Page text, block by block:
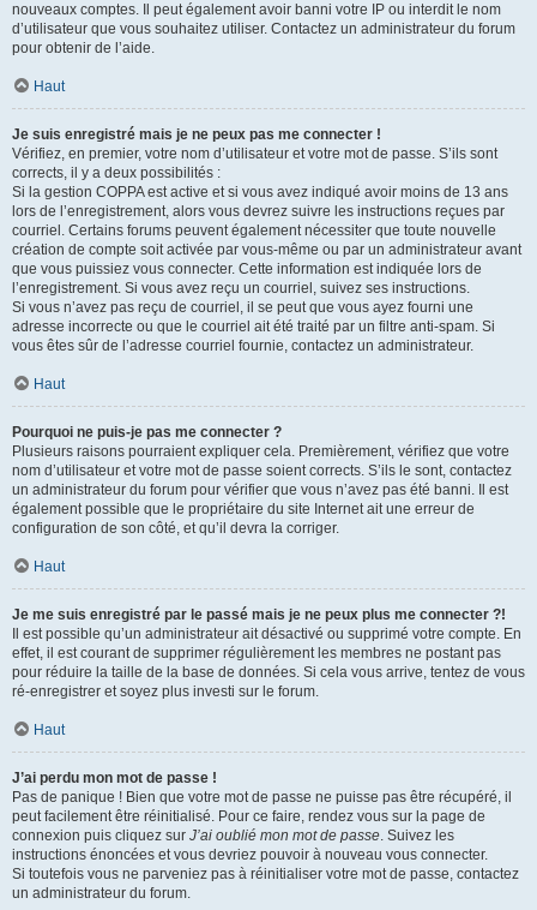
nouveaux comptes. Il peut également avoir banni votre IP ou interdit le nom
d’utilisateur que vous souhaitez utiliser. Contactez un administrateur du forum
pour obtenir de l’aide.
Haut
Je suis enregistré mais je ne peux pas me connecter !
Vérifiez, en premier, votre nom d’utilisateur et votre mot de passe. S’ils sont
corrects, il y a deux possibilités :
Si la gestion COPPA est active et si vous avez indiqué avoir moins de 13 ans
lors de l’enregistrement, alors vous devrez suivre les instructions reçues par
courriel. Certains forums peuvent également nécessiter que toute nouvelle
création de compte soit activée par vous-même ou par un administrateur avant
que vous puissiez vous connecter. Cette information est indiquée lors de
l’enregistrement. Si vous avez reçu un courriel, suivez ses instructions.
Si vous n’avez pas reçu de courriel, il se peut que vous ayez fourni une
adresse incorrecte ou que le courriel ait été traité par un filtre anti-spam. Si
vous êtes sûr de l’adresse courriel fournie, contactez un administrateur.
Haut
Pourquoi ne puis-je pas me connecter ?
Plusieurs raisons pourraient expliquer cela. Premièrement, vérifiez que votre
nom d’utilisateur et votre mot de passe soient corrects. S’ils le sont, contactez
un administrateur du forum pour vérifier que vous n’avez pas été banni. Il est
également possible que le propriétaire du site Internet ait une erreur de
configuration de son côté, et qu’il devra la corriger.
Haut
Je me suis enregistré par le passé mais je ne peux plus me connecter ?!
Il est possible qu’un administrateur ait désactivé ou supprimé votre compte. En
effet, il est courant de supprimer régulièrement les membres ne postant pas
pour réduire la taille de la base de données. Si cela vous arrive, tentez de vous
ré-enregistrer et soyez plus investi sur le forum.
Haut
J’ai perdu mon mot de passe !
Pas de panique ! Bien que votre mot de passe ne puisse pas être récupéré, il
peut facilement être réinitialisé. Pour ce faire, rendez vous sur la page de
connexion puis cliquez sur J’ai oublié mon mot de passe. Suivez les
instructions énoncées et vous devriez pouvoir à nouveau vous connecter.
Si toutefois vous ne parveniez pas à réinitialiser votre mot de passe, contactez
un administrateur du forum.